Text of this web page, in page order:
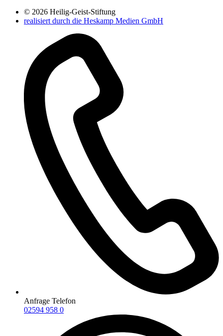
© 2026 Heilig-Geist-Stiftung
realisiert durch die Heskamp Medien GmbH
Anfrage Telefon
02594 958 0